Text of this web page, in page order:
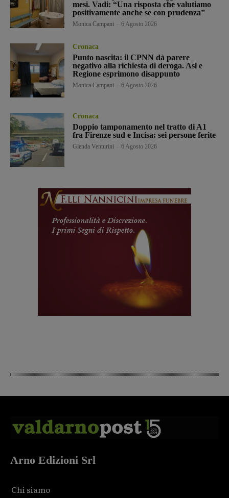
mesi. Vadi: “Una risposta che valutiamo
positivamente anche se con prudenza”
Monica Campani 6 Agosto 2026
Cronaca
Punto nascita: il CPNN dà parere
negativo alla richiesta di deroga. Asl e
Regione esprimono disappunto
Monica Campani 6 Agosto 2026
Cronaca
Doppio tamponamento nel tratto di A1
fra Firenze sud e Incisa: sei persone ferite
Glenda Venturini 6 Agosto 2026
Arno Edizioni Srl
Chi siamo